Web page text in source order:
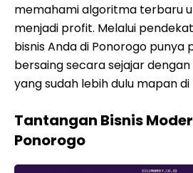
memahami algoritma terbaru
menjadi profit. Melalui
bisnis Anda di Ponorogo punya
bersaing secara sejajar
yang sudah lebih dulu mapan
Tantangan Bisnis
Ponorogo